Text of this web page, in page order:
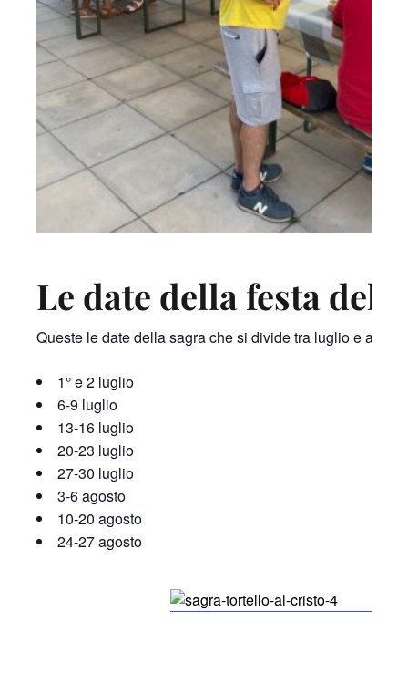
Le date della festa del
Queste le date della sagra che si divide tra luglio e
1° e 2 luglio
6-9 luglio
13-16 luglio
20-23 luglio
27-30 luglio
3-6 agosto
10-20 agosto
24-27 agosto